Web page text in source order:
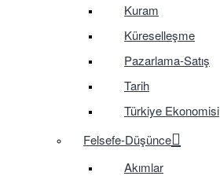
Kuram
Küreselleşme
Pazarlama-Satış
Tarih
Türkiye Ekonomisi
Felsefe-Düşünce
Akımlar